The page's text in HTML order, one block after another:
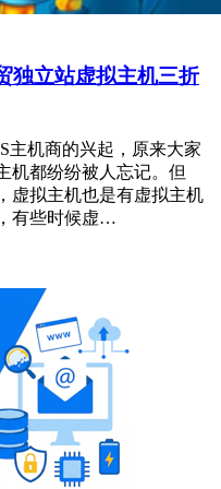
独立站虚拟主机三折
主机商的兴起，原来大家
机都纷纷被人忘记。但
虚拟主机也是有虚拟主机
有些时候虚…